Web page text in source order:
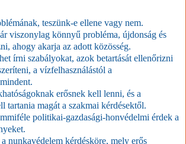
teszünk-e ellene vagy nem.
viszonylag könnyű probléma, újdonság és
ahogy akarja az adott közösség.
írni szabályokat, azok betartását ellenőrizni
a vízfelhasználástól a
erősnek kell lenni, és a
tartania magát a szakmai kérdésektől.
politikai-gazdasági-honvédelmi érdek a
nunkavédelem kérdésköre, mely erős